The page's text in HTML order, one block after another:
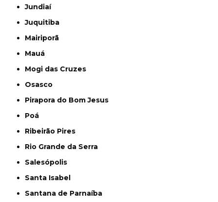
Jundiaí
Juquitiba
Mairiporã
Mauá
Mogi das Cruzes
Osasco
Pirapora do Bom Jesus
Poá
Ribeirão Pires
Rio Grande da Serra
Salesópolis
Santa Isabel
Santana de Parnaíba